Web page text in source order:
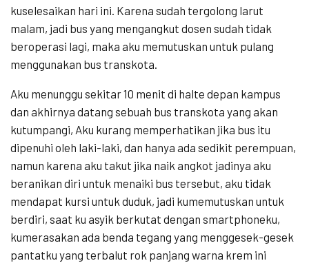
kuselesaikan hari ini. Karena sudah tergolong larut
malam, jadi bus yang mengangkut dosen sudah tidak
beroperasi lagi, maka aku memutuskan untuk pulang
menggunakan bus transkota.
Aku menunggu sekitar 10 menit di halte depan kampus
dan akhirnya datang sebuah bus transkota yang akan
kutumpangi, Aku kurang memperhatikan jika bus itu
dipenuhi oleh laki-laki, dan hanya ada sedikit perempuan,
namun karena aku takut jika naik angkot jadinya aku
beranikan diri untuk menaiki bus tersebut, aku tidak
mendapat kursi untuk duduk, jadi kumemutuskan untuk
berdiri, saat ku asyik berkutat dengan smartphoneku,
kumerasakan ada benda tegang yang menggesek-gesek
pantatku yang terbalut rok panjang warna krem ini